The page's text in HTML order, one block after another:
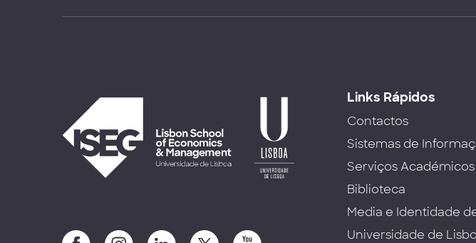
Links Rápidos
Contactos
Sistemas de
Serviços Académicos
Biblioteca
Media e Identidade
Universidade de